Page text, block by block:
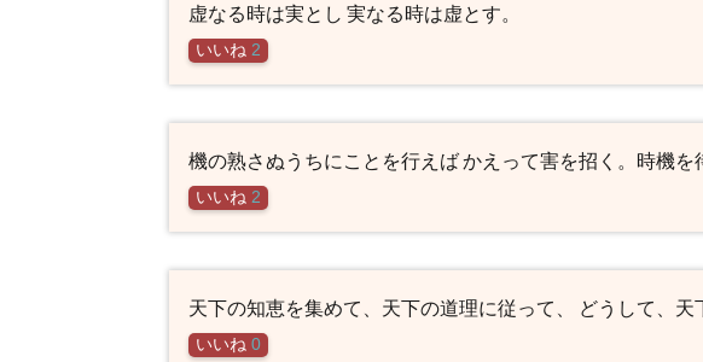
虚なる時は実とし 実なる時は虚とす。
いいね 2
機の熟さぬうちにことを行えば かえって害を招く。時機を
いいね 2
天下の知恵を集めて、天下の道理に従って、 どうして、
いいね 0